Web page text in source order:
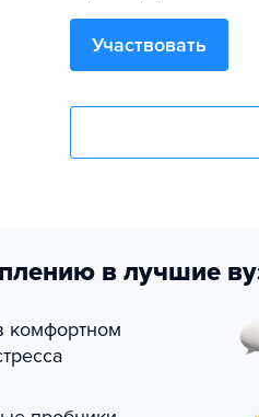
Участвовать
в лучшие
комфортном